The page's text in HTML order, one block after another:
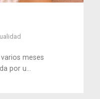
meses
por u...